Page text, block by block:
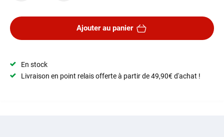
Ajouter au panier
En stock
Livraison en point relais offerte à partir de 49,90€ d'achat !